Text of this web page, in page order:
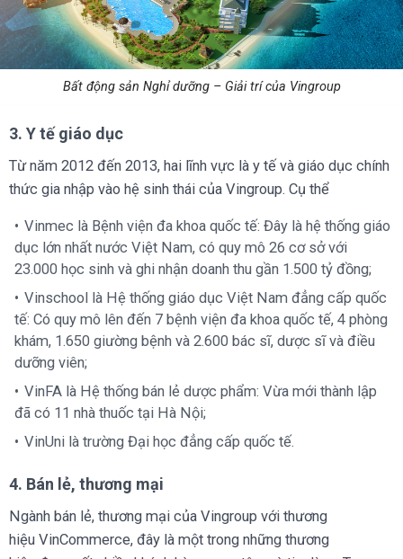
Bất động sản Nghỉ dưỡng – Giải trí của Vingroup
3. Y tế giáo dục
Từ năm 2012 đến 2013, hai lĩnh vực là y tế và giáo dục chính
thức gia nhập vào hệ sinh thái của Vingroup. Cụ thể
Vinmec là Bệnh viện đa khoa quốc tế: Đây là hệ thống giáo
dục lớn nhất nước Việt Nam, có quy mô 26 cơ sở với
23.000 học sinh và ghi nhận doanh thu gần 1.500 tỷ đồng;
Vinschool là Hệ thống giáo dục Việt Nam đẳng cấp quốc
tế: Có quy mô lên đến 7 bệnh viện đa khoa quốc tế, 4 phòng
khám, 1.650 giường bệnh và 2.600 bác sĩ, dược sĩ và điều
dưỡng viên;
VinFA là Hệ thống bán lẻ dược phẩm: Vừa mới thành lập
đã có 11 nhà thuốc tại Hà Nội;
VinUni là trường Đại học đẳng cấp quốc tế.
4. Bán lẻ, thương mại
Ngành bán lẻ, thương mại của Vingroup với thương
hiệu VinCommerce, đây là một trong những thương